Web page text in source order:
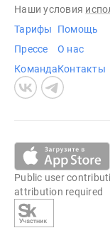
Наши условия
Тарифы
Прессе
Команда
Помощь
О нас
Контакты
Public user
attribution required